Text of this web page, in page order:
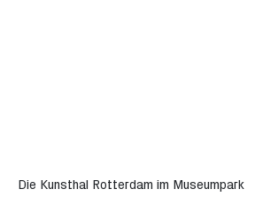
Die Kunsthal Rotterdam im Museumpark